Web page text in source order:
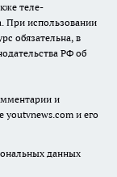
теле-
При использовании
обязательна, в
РФ об
и
youtvnews.com и его
данных